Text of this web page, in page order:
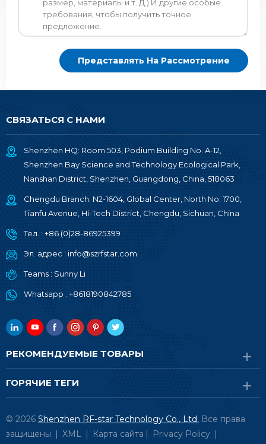
СВЯЗАТЬСЯ С НАМИ
Shenzhen HQ: Room 503, Podium Building No. A-12,
Shenzhen Bay Science and Technology Ecological Park,
Nanshan District, Shenzhen, Guangdong, China, 518063
Chengdu Branch: N2-1604, Global Center, North No. 1700,
Tianfu Avenue, Hi-Tech District, Chengdu, Sichuan, China
Тел. : +86 (0)28-86925399
Эл. адрес : info@szrfstar.com
Teams : Sunny Li
Whatsapp : +8618190842785
РЕКОМЕНДУЕМЫЕ ТОВАРЫ
ГОРЯЧИЕ ТЕГИ
© 2026 Shenzhen RF-star Technology Co., Ltd. Все права
защищены. | XML | Карта сайта | Privacy Policy |